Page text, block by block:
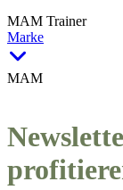
MAM Trainer
Marke
MAM